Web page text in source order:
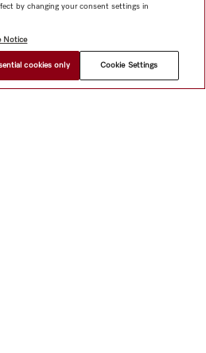
by changing your consent settings in
Notice
cookies only Cookie Settings